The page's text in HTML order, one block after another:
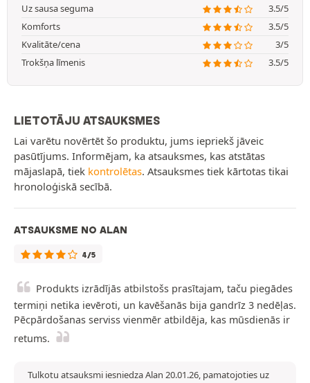
Uz sausa seguma
3.5/5
Komforts
3.5/5
Kvalitāte/cena
3/5
Trokšņa līmenis
3.5/5
LIETOTĀJU ATSAUKSMES
Lai varētu novērtēt šo produktu, jums iepriekš jāveic
pasūtījums. Informējam, ka atsauksmes, kas atstātas
mājaslapā, tiek kontrolētas. Atsauksmes tiek kārtotas tikai
hronoloģiskā secībā.
ATSAUKSME NO ALAN
4/5
Produkts izrādījās atbilstošs prasītajam, taču piegādes
termiņi netika ievēroti, un kavēšanās bija gandrīz 3 nedēļas.
Pēcpārdošanas serviss vienmēr atbildēja, kas mūsdienās ir
retums.
Tulkotu atsauksmi iesniedza Alan 20.01.26, pamatojoties uz